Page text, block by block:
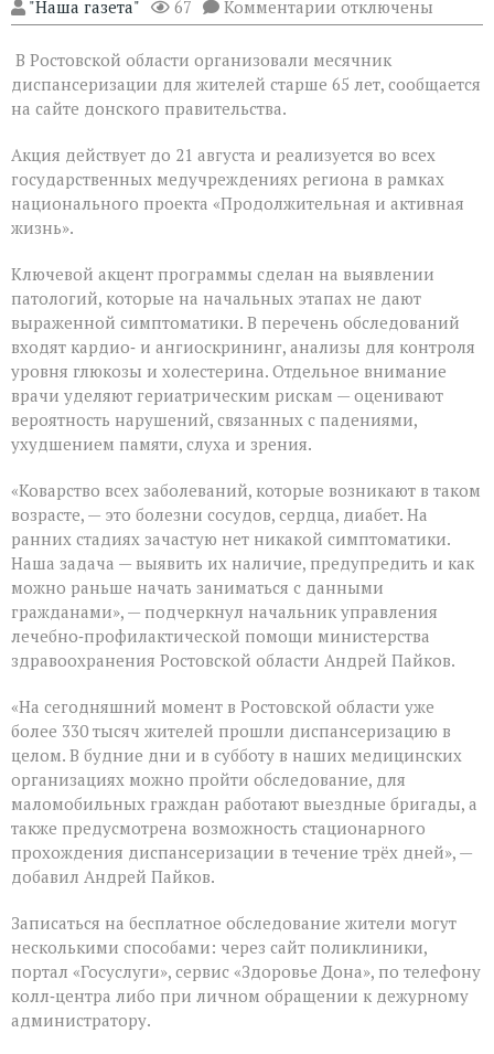
"Наша газета" 67 Комментарии к
записи
Дону
проходит
месячник
людей
«серебряного»
возраста
отключены
В Ростовской области организовали месячник
диспансеризации для жителей старше 65 лет, сообщается
на сайте донского правительства.
Акция действует до 21 августа и реализуется во всех
государственных медучреждениях региона в рамках
национального проекта «Продолжительная и активная
жизнь».
Ключевой акцент программы сделан на выявлении
патологий, которые на начальных этапах не дают
выраженной симптоматики. В перечень обследований
входят кардио‑ и ангиоскрининг, анализы для контроля
уровня глюкозы и холестерина. Отдельное внимание
врачи уделяют гериатрическим рискам — оценивают
вероятность нарушений, связанных с падениями,
ухудшением памяти, слуха и зрения.
«Коварство всех заболеваний, которые возникают в таком
возрасте, — это болезни сосудов, сердца, диабет. На
ранних стадиях зачастую нет никакой симптоматики.
Наша задача — выявить их наличие, предупредить и как
можно раньше начать заниматься с данными
гражданами», — подчеркнул начальник управления
лечебно‑профилактической помощи министерства
здравоохранения Ростовской области Андрей Пайков.
«На сегодняшний момент в Ростовской области уже
более 330 тысяч жителей прошли диспансеризацию в
целом. В будние дни и в субботу в наших медицинских
организациях можно пройти обследование, для
маломобильных граждан работают выездные бригады, а
также предусмотрена возможность стационарного
прохождения диспансеризации в течение трёх дней», —
добавил Андрей Пайков.
Записаться на бесплатное обследование жители могут
несколькими способами: через сайт поликлиники,
портал «Госуслуги», сервис «Здоровье Дона», по телефону
колл‑центра либо при личном обращении к дежурному
администратору.